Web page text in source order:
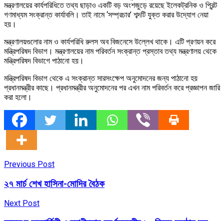
মন্ত্রণালয়ের কার্যপরিধিতে তথ্য ছাড়াও একটি বড় অংশজুড়ে রয়েছে ইলেকট্রনিক ও প্রিন্ট
গণমাধ্যম সংক্রান্ত কার্যাবলি। তাই নামে ‘সম্প্রচার’ শব্দটি যুক্ত করার উদ্যোগ নেয়া
হয়।
মন্ত্রণালয়গুলোর নাম ও কার্যপরিধি রুলস অব বিজনেসে উল্লেখ থাকে। এটি প্রণয়ন করে
মন্ত্রিপরিষদ বিভাগ। মন্ত্রণালয়ের নাম পরিবর্তন সংক্রান্ত প্রস্তাব তথ্য মন্ত্রণালয় থেকে
মন্ত্রিপরিষদ বিভাগে পাঠানো হয়।
মন্ত্রিপরিষদ বিভাগ থেকে এ সংক্রান্ত সারসংক্ষেপ অনুমোদনের জন্য পাঠানো হয়
প্রধানমন্ত্রীর কাছে। প্রধানমন্ত্রীর অনুমোদনের পর এখন নাম পরিবর্তন করে প্রজ্ঞাপন জারি
করা হলো।
Previous Post
২৭ মার্চ শেখ হাসিনা-মোদির বৈঠক
Next Post